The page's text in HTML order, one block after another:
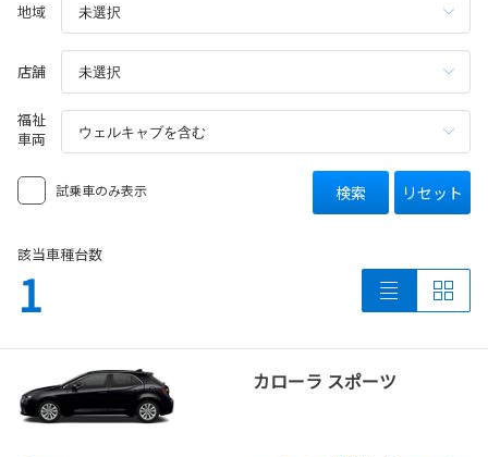
地域
店舗
福祉
車両
試乗車のみ表示 検索 リセット
該当車種台数
1
カローラ スポーツ